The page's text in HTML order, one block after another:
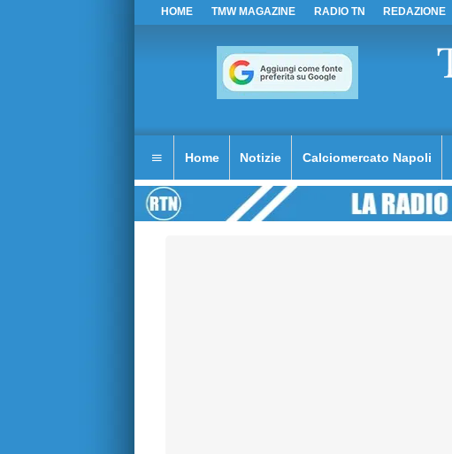
HOME TMW MAGAZINE RADIO TN REDAZIONE
Home Notizie Calciomercato Napoli